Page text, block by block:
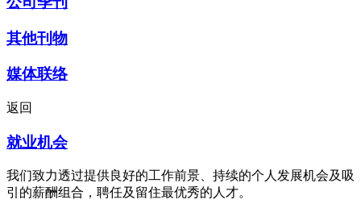
其他刊物
媒体联络
返回
就业机会
我们致力透过提供良好的工作前景、持续的个人发展机会及吸
引的薪酬组合，聘任及留住最优秀的人才。